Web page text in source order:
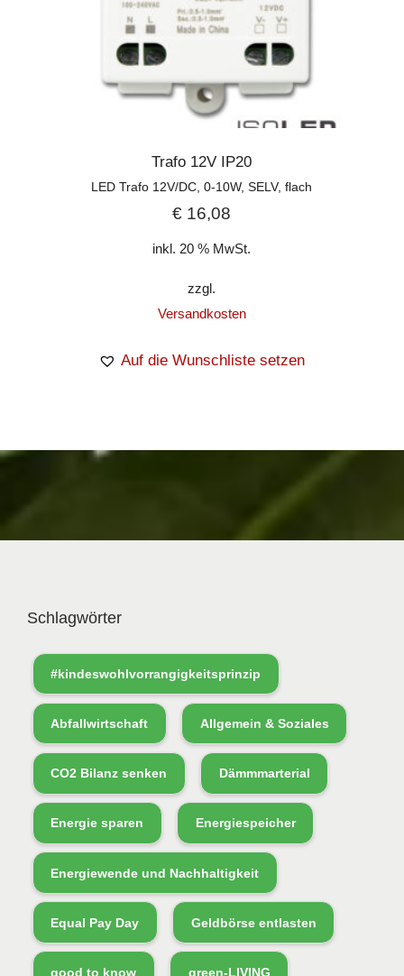
Trafo 12V IP20
LED Trafo 12V/DC, 0-10W, SELV, flach
€ 16,08
inkl. 20 % MwSt.
zzgl.
Versandkosten
Auf die Wunschliste setzen
Schlagwörter
#kindeswohlvorrangigkeitsprinzip
Abfallwirtschaft Allgemein & Soziales
CO2 Bilanz senken Dämmmarterial
Energie sparen Energiespeicher
Energiewende und Nachhaltigkeit
Equal Pay Day Geldbörse entlasten
good to know green-LIVING